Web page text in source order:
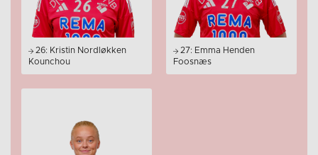
26: Kristin Nordløkken
Kounchou
27: Emma Henden
Foosnæs